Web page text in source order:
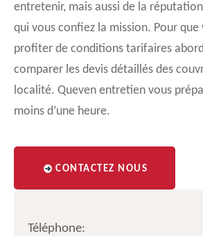
entretenir, mais aussi de la
qui vous confiez la mission. Pour que
profiter de conditions tarifaires
comparer les devis détaillés des
localité. Queven entretien vous
moins d’une heure.
CONTACTEZ NOUS
Téléphone: